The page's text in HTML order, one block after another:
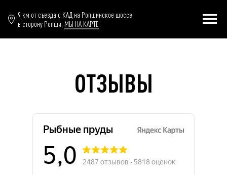
9 км от съезда с КАД на Ропшинское шоссе
в сторону Ропши, МЫ НА КАРТЕ
ОТЗЫВЫ